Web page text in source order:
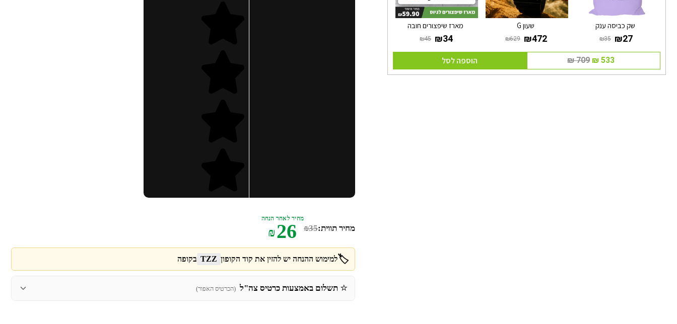
שק כביסה ענק
‏35 ₪ ‏27 ₪
שעון G מארז שיפצורים חובה
‏709 ₪ הוספה לסל
מחיר תווית: ₪35
מחיר לאחר הנחה
₪26
🏷️למימוש ההנחה יש להזין את קוד הקופון TZZ בקופה
⭐ תשלום באמצעות כרטיס צה"ל (הכרטיס האפור)